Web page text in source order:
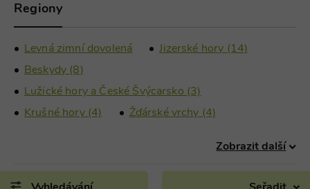
Regiony
Levná zimní dovolená
Jizerské hory (14)
Beskydy (8)
Lužické hory a České Švýcarsko (3)
Krušné hory (4)
Žďárské vrchy (4)
Zobrazit další